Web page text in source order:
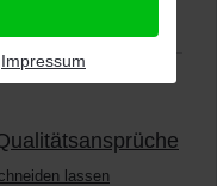
lassen
Impressum